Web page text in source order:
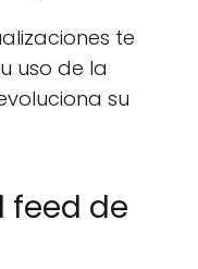
te
uso de la
su
feed de